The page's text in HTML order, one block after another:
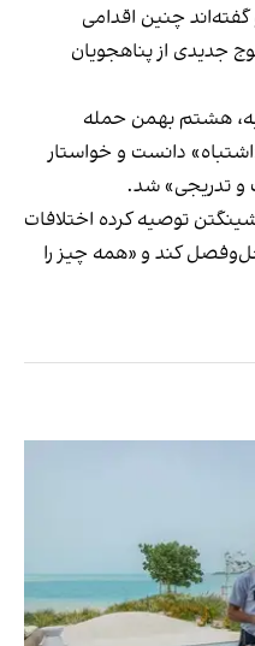
گفته‌اند چنین اقدامی
جدیدی از پناهجویان
هشتم بهمن حمله
دانست و خواستار
و تدریجی» شد.
توصیه کرده اختلافات
کند و «همه چیز را